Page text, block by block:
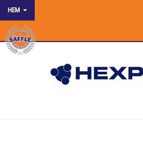
HEM
HEM